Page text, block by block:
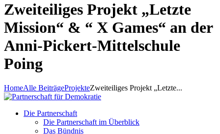
Zweiteiliges Projekt „Letzte
Mission“ & “ X Games“ an der
Anni-Pickert-Mittelschule
Poing
HomeAlle BeiträgeProjekteZweiteiliges Projekt „Letzte...
Die Partnerschaft
Die Partnerschaft im Überblick
Das Bündnis